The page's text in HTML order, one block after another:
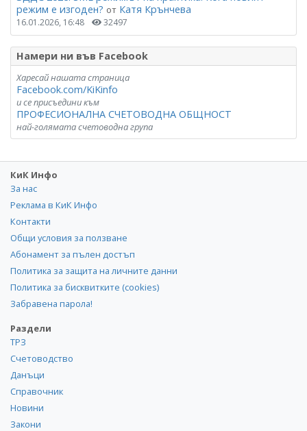
режим е изгоден? от Катя Крънчева
16.01.2026, 16:48 32497
Намери ни във Facebook
Харесай нашата страница
Facebook.com/KiKinfo
и се присъедини към
ПРОФЕСИОНАЛНА СЧЕТОВОДНА ОБЩНОСТ
най-голямата счетоводна група
КиК Инфо
За нас
Реклама в КиК Инфо
Контакти
Общи условия за ползване
Абонамент за пълен достъп
Политика за защита на личните данни
Политика за бисквитките (cookies)
Забравена парола!
Раздели
ТРЗ
Счетоводство
Данъци
Справочник
Новини
Закони